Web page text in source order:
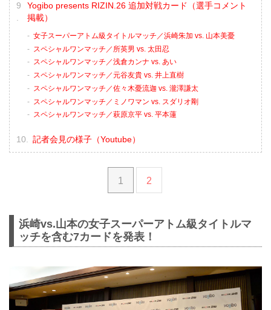
Yogibo presents RIZIN.26 追加対戦カード（選手コメント
掲載）
女子スーパーアトム級タイトルマッチ／浜崎朱加 vs. 山本美憂
スペシャルワンマッチ／所英男 vs. 太田忍
スペシャルワンマッチ／浅倉カンナ vs. あい
スペシャルワンマッチ／元谷友貴 vs. 井上直樹
スペシャルワンマッチ／佐々木憂流迦 vs. 瀧澤謙太
スペシャルワンマッチ／ミノワマン vs. スダリオ剛
スペシャルワンマッチ／萩原京平 vs. 平本蓮
記者会見の様子（Youtube）
1 2
浜崎vs.山本の女子スーパーアトム級タイトルマ
ッチを含む7カードを発表！